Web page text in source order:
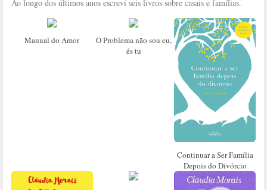
Ao longo dos últimos anos escrevi seis livros sobre casais e famílias.
Manual do Amor
O Problema não sou eu,
és tu
Continuar a Ser Família
Depois do Divórcio